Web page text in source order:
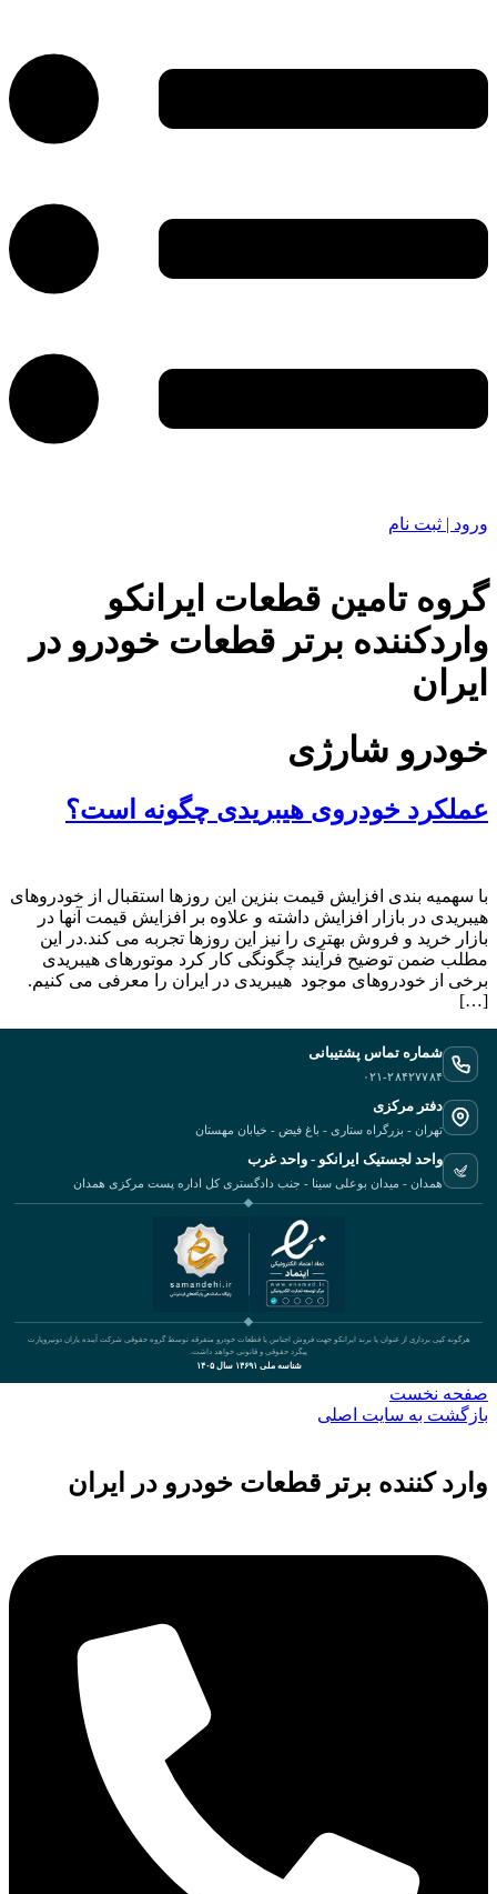
ورود | ثبت نام
گروه تامین قطعات ایرانکو
واردکننده برتر قطعات خودرو در
ایران
خودرو شارژی
عملکرد خودروی هیبریدی چگونه است؟
با سهمیه بندی افزایش قیمت بنزین این روزها استقبال از خودروهای
هیبریدی در بازار افزایش داشته و علاوه بر افزایش قیمت آنها در
بازار خرید و فروش بهتری را نیز این روزها تجربه می کند.در این
مطلب ضمن توضیح فرآیند چگونگی کار کرد موتورهای هیبریدی
برخی از خودروهای موجود هیبریدی در ایران را معرفی می کنیم.
[…]
شماره تماس پشتیبانی
۰۲۱-۲۸۴۲۷۷۸۴
دفتر مرکزی
تهران - بزرگراه ستاری - باغ فیض - خیابان مهستان
واحد لجستیک ایرانکو - واحد غرب
همدان - میدان بوعلی سینا - جنب دادگستری کل اداره پست مرکزی همدان
هرگونه کپی برداری از عنوان یا برند ایرانکو جهت فروش اجناس یا قطعات خودرو متفرقه توسط گروه حقوقی شرکت آینده یاران دونیروپارت
پیگرد حقوقی و قانونی خواهد داشت.
شناسه ملی ۱۴۶۹۱ سال ۱۴۰۵
صفحه نخست
بازگشت به سایت اصلی
وارد کننده برتر قطعات خودرو در ایران